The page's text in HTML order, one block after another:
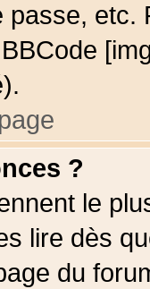
passe,
?
le
lire dès
du